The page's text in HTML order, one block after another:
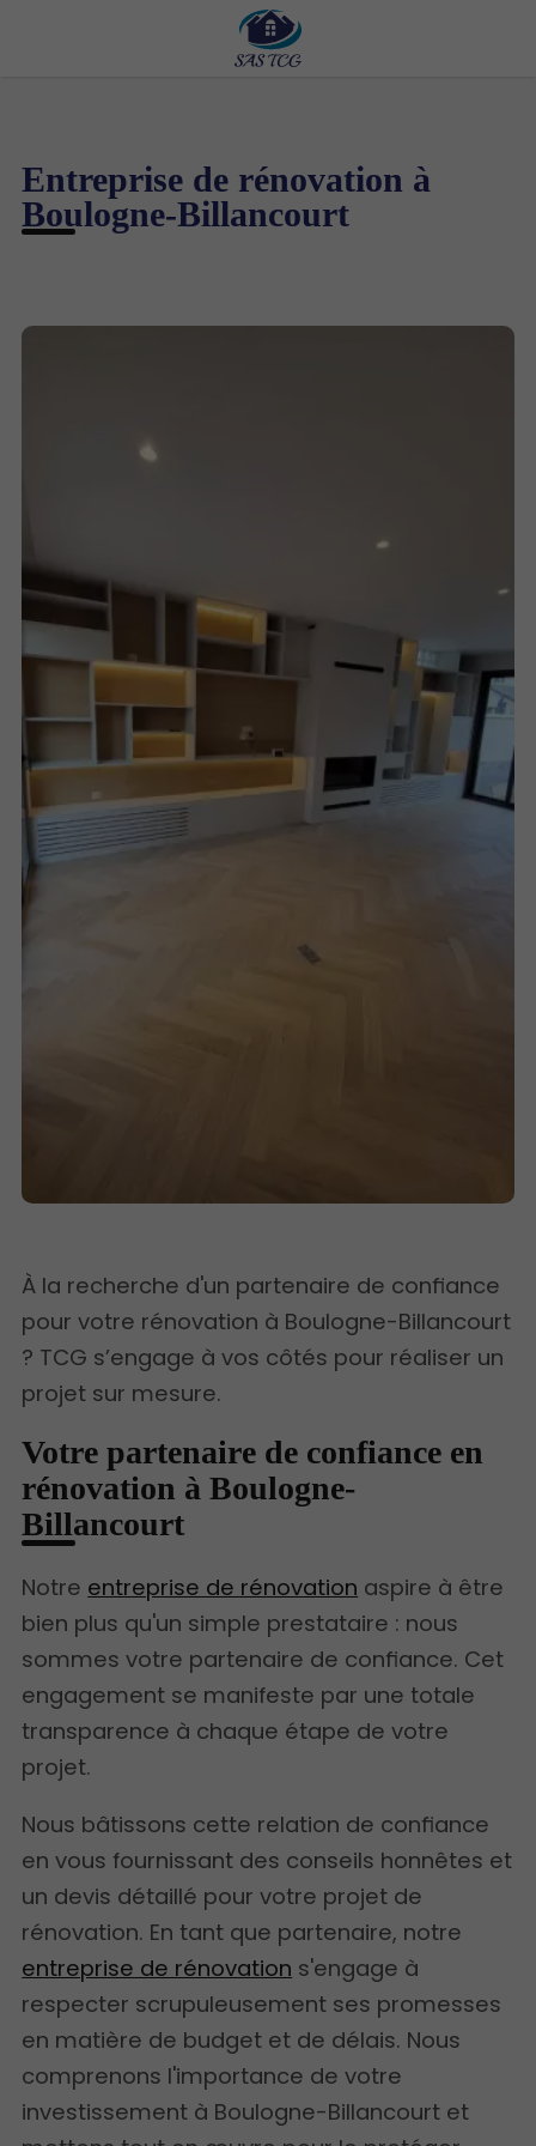
Entreprise de rénovation à
Boulogne-Billancourt
À la recherche d'un partenaire de confiance
pour votre rénovation à Boulogne-Billancourt
? TCG s’engage à vos côtés pour réaliser un
projet sur mesure.
Votre partenaire de confiance en
rénovation à Boulogne-
Billancourt
Notre entreprise de rénovation aspire à être
bien plus qu'un simple prestataire : nous
sommes votre partenaire de confiance. Cet
engagement se manifeste par une totale
transparence à chaque étape de votre
projet.
Nous bâtissons cette relation de confiance
en vous fournissant des conseils honnêtes et
un devis détaillé pour votre projet de
rénovation. En tant que partenaire, notre
entreprise de rénovation s'engage à
respecter scrupuleusement ses promesses
en matière de budget et de délais. Nous
comprenons l'importance de votre
investissement à Boulogne-Billancourt et